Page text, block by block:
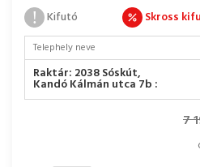
Kifutó
Skross
Telephely neve
Raktár: 2038 Sóskút,
Kandó Kálmán utca 7b :
7